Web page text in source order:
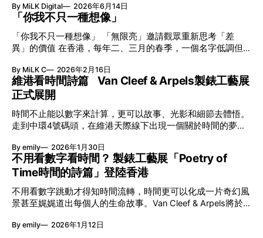
VGP 金獎，也是 Amazon 折扣日的大熱推介。
By MiLK Digital 2026年6月14日
「你我不只一種想像」
「你我不只一種想像」 「無限亮」邀請觀眾重新思考「差
異」的價值 在香港，每年二、三月的春季，一個名字低調但
節與香港賽馬會慈善信託基金聯合呈獻，以共融藝術為核心，
八年來不只是帶來無數來自世界各地的優秀節目，更致力於在
本地建立屬於香港的共融創作生態。今年更首度與本地兩大旗
艦藝團強強聯手打造兩部深具意義的作品《遊延》及《弦上光
影》，展開一場前所未有的藝術對話，擦下多元藝術下的流動
能量，全面開展一場無界限嘅藝術旅程。 第八屆「無限亮」
以「你我不只一種想像」為題，從共融角度重新思索「差異」
的價值。不同能力人士是社會多樣性的一部分。每人皆擁有
「不同」能力與特質，當我們一齊生活、一齊創作、互相啟
發，偏見與界線，也自然被藝術溶化。 「無限亮」2026精彩
節目包括: 2月27日至3月1日：帕拉管弦樂團《無邊狂想曲》/
音樂‧舞蹈 (開幕節目) 2月28日至3月1日：
By MiLK C 2026年2月16日
維港看時間詩篇 Van Cleef & Arpels製錶工藝展
正式展開
時間不止能以數字來計算，更可以故事、光影和細節去體悟。
走到中環4號碼頭，在維港天際線下出現一個關於時間的夢幻
覽。由即日至2月8日期間舉行，世家把一貫低調精緻的製錶語
言搬離傳統店舖，放進公共場域，讓時間不只是腕上的個人物
件，而是一場可以與他人一同經歷的詩意旅程。 在碼頭打開
「時間詩集」 走進展場尤如翻開一本時間詩集，藉由不同主
題呈現時間的無限想像。Van Cleef & Arpels的腕錶從來不是
由單純的機械與數字堆砌，更像是腕上的動人故事。 世家以
精湛的製錶技術與敘事美學為核心，讓每一枚腕錶都超越單純
報時的功能，而是把稍縱即逝的瞬間凝結成可以反覆閱讀的畫
By emily 2026年1月30日
不用看數字看時間？ 製錶工藝展「Poetry of
Time時間的詩篇」登陸香港
不用看數字跳動才得知時間流轉，時間更可以化成一片奇幻風
景甚至娓娓道出每個人的生命故事。Van Cleef & Arpels將於1
詩篇」展覽，邀請大家走進由愛情故事、詩意星象、迷人自然
By emily 2026年1月12日